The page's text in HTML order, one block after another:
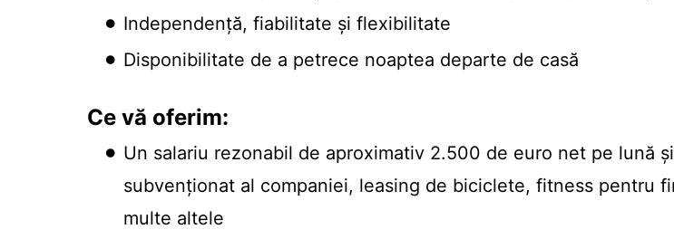
Independență, fiabilitate și flexibilitate
Disponibilitate de a petrece noaptea departe de casă
Ce vă oferim:
Un salariu rezonabil de aproximativ 2.500 de euro net pe lună
subvenționat al companiei, leasing de biciclete, fitness pentru
multe altele